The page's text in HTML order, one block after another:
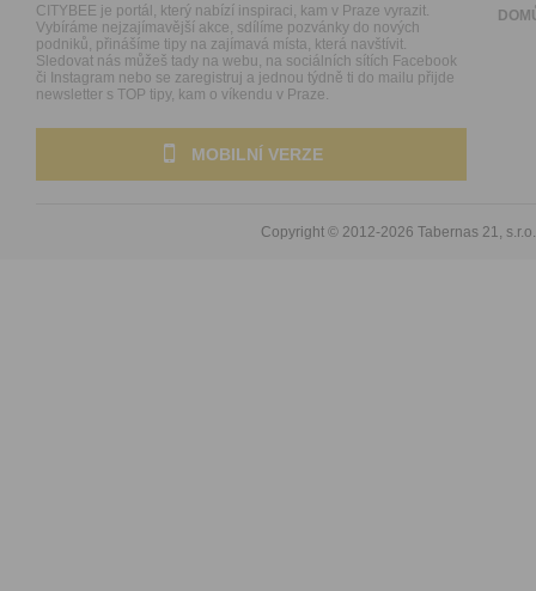
CITYBEE je portál, který nabízí inspiraci, kam v Praze vyrazit.
Vybíráme nejzajímavější akce, sdílíme pozvánky do nových
podniků, přinášíme tipy na zajímavá místa, která navštívit.
Sledovat nás můžeš tady na webu, na sociálních sítích Facebook
či Instagram nebo se zaregistruj a jednou týdně ti do mailu přijde
newsletter s TOP tipy, kam o víkendu v Praze.
MOBILNÍ VERZE
Copyright © 2012-2026 Tabernas 21, s.r.o.